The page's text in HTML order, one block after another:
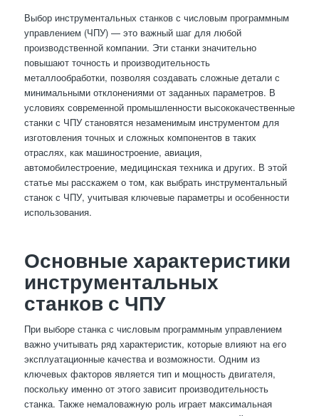
Выбор инструментальных станков с числовым программным
управлением (ЧПУ) — это важный шаг для любой
производственной компании. Эти станки значительно
повышают точность и производительность
металлообработки, позволяя создавать сложные детали с
минимальными отклонениями от заданных параметров. В
условиях современной промышленности высококачественные
станки с ЧПУ становятся незаменимым инструментом для
изготовления точных и сложных компонентов в таких
отраслях, как машиностроение, авиация,
автомобилестроение, медицинская техника и других. В этой
статье мы расскажем о том, как выбрать инструментальный
станок с ЧПУ, учитывая ключевые параметры и особенности
использования.
Основные характеристики
инструментальных
станков с ЧПУ
При выборе станка с числовым программным управлением
важно учитывать ряд характеристик, которые влияют на его
эксплуатационные качества и возможности. Одним из
ключевых факторов является тип и мощность двигателя,
поскольку именно от этого зависит производительность
станка. Также немаловажную роль играет максимальная